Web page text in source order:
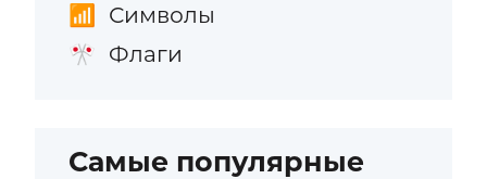
📶 Символы
🎌 Флаги
Самые популярные